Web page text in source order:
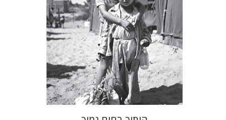
הנחת אתר ספר מודפס
$46
$41